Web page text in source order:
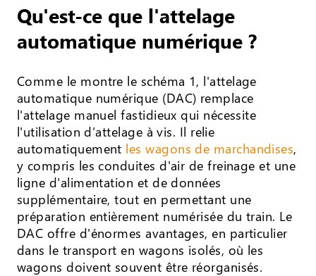
Qu'est-ce que l'attelage
automatique numérique ?
Comme le montre le schéma 1, l'attelage
automatique numérique (DAC) remplace
l'attelage manuel fastidieux qui nécessite
l'utilisation d’attelage à vis. Il relie
automatiquement les wagons de marchandises,
y compris les conduites d'air de freinage et une
ligne d'alimentation et de données
supplémentaire, tout en permettant une
préparation entièrement numérisée du train. Le
DAC offre d'énormes avantages, en particulier
dans le transport en wagons isolés, où les
wagons doivent souvent être réorganisés.